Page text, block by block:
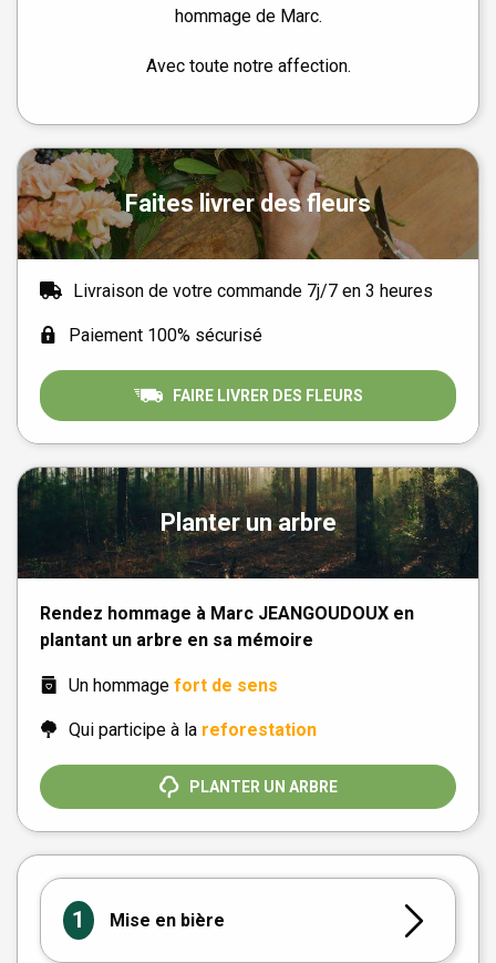
hommage de Marc.
Avec toute notre affection.
Faites livrer des fleurs
Livraison de votre commande 7j/7 en 3 heures
Paiement 100% sécurisé
FAIRE LIVRER DES FLEURS
Planter un arbre
Rendez hommage à Marc JEANGOUDOUX en
plantant un arbre en sa mémoire
Un hommage fort de sens
Qui participe à la reforestation
PLANTER UN ARBRE
1 Mise en bière